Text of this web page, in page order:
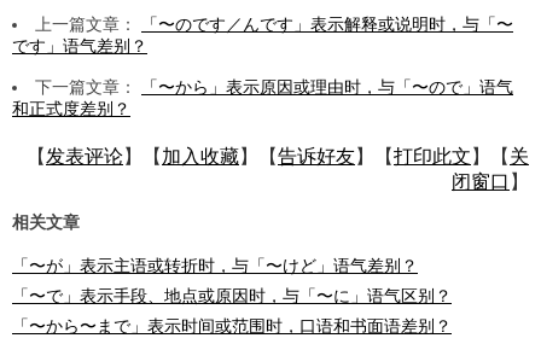
上一篇文章：
「〜のです／んです」表示解释或说明时，与「〜
です」语气差别？
下一篇文章：
「〜から」表示原因或理由时，与「〜ので」语气
和正式度差别？
【 发表评论】【 加入收藏】【告诉好友】【打印此文 】【 关
闭窗口 】
相关文章
「〜が」表示主语或转折时，与「〜けど」语气差别？
「〜で」表示手段、地点或原因时，与「〜に」语气区别？
「〜から〜まで」表示时间或范围时，口语和书面语差别？